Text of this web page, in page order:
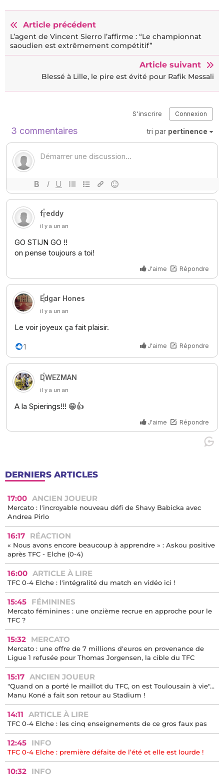
Article précédent
L’agent de Vincent Sierro l’affirme : “Le championnat
saoudien est extrêmement compétitif”
Article suivant
Blessé à Lille, le pire est évité pour Rafik Messali
DERNIERS ARTICLES
17:00 ANCIEN JOUEUR
Mercato : l'incroyable nouveau défi de Shavy Babicka avec
Andrea Pirlo
16:17 RÉACTION
« Nous avons encore beaucoup à apprendre » : Askou positive
après TFC - Elche (0-4)
16:00 ARTICLE À LIRE
TFC 0-4 Elche : l'intégralité du match en vidéo ici !
15:45 FÉMININES
Mercato féminines : une onzième recrue en approche pour le
TFC ?
15:32 MERCATO
Mercato : une offre de 7 millions d'euros en provenance de
Ligue 1 refusée pour Thomas Jorgensen, la cible du TFC
15:17 ANCIEN JOUEUR
"Quand on a porté le maillot du TFC, on est Toulousain à vie"...
Manu Koné a fait son retour au Stadium !
14:11 ARTICLE À LIRE
TFC 0-4 Elche : les cinq enseignements de ce gros faux pas
12:45 INFO
TFC 0-4 Elche : première défaite de l’été et elle est lourde !
10:32 INFO